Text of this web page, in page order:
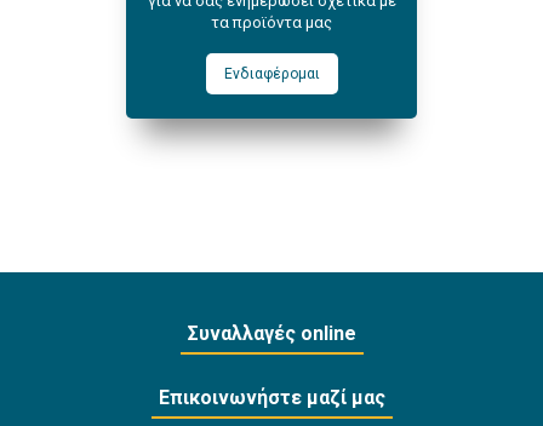
τα προϊόντα μας
Ενδιαφέρομαι
Συναλλαγές online
Επικοινωνήστε μαζί μας